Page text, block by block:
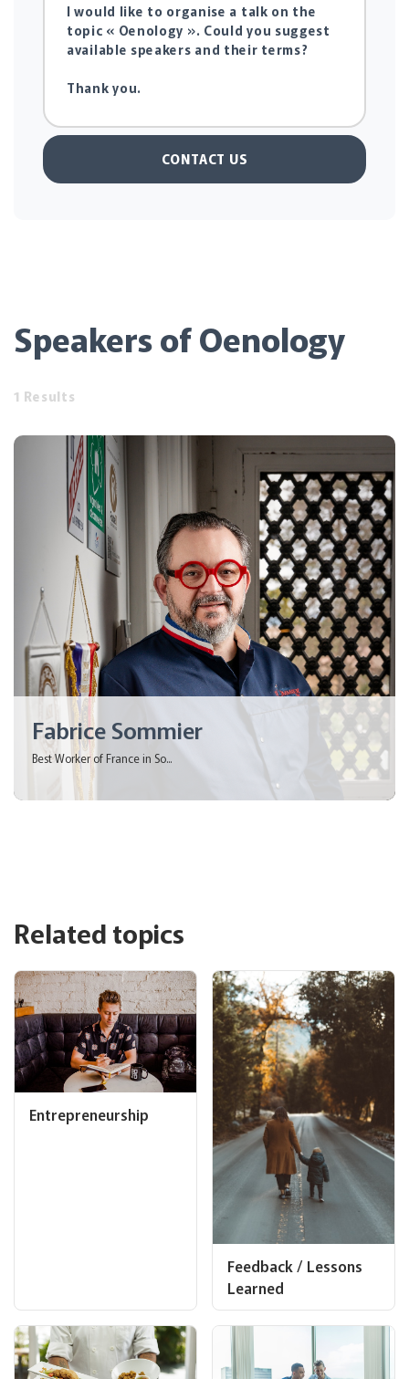
CONTACT US
Speakers of Oenology
1 Results
Fabrice Sommier
Best Worker of France in So...
Related topics
Entrepreneurship
Feedback / Lessons
Learned